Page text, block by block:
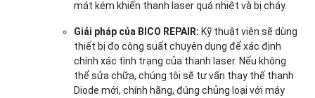
mát kém khiến thanh laser quá nhiệt và bị cháy.
Giải pháp của BICO REPAIR: Kỹ thuật viên sẽ dùng
thiết bị đo công suất chuyên dụng để xác định
chính xác tình trạng của thanh laser. Nếu không
thể sửa chữa, chúng tôi sẽ tư vấn thay thế thanh
Diode mới, chính hãng, đúng chủng loại với máy